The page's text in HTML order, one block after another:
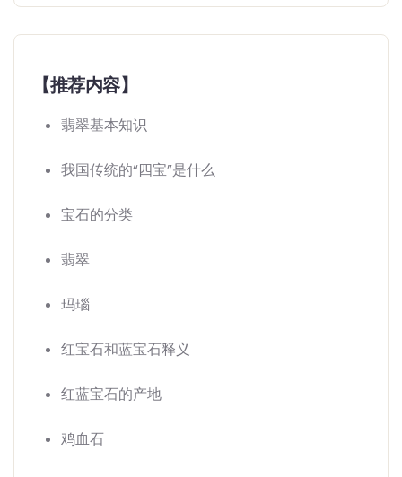
【推荐内容】
翡翠基本知识
我国传统的“四宝”是什么
宝石的分类
翡翠
玛瑙
红宝石和蓝宝石释义
红蓝宝石的产地
鸡血石